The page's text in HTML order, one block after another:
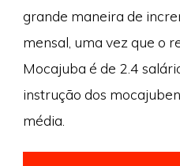
grande maneira de
mensal, uma vez que o
Mocajuba é de 2.4
instrução dos
média.